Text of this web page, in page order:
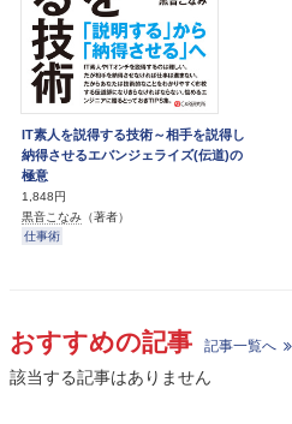
IT素人を説得する技術～相手を説得し
納得させるエバンジェライズ(伝道)の
極意
1,848円
黒音こなみ （著者）
仕事術
おすすめの記事 記事一覧へ
該当する記事はありません